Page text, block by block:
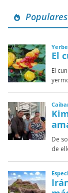
Populares